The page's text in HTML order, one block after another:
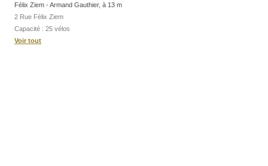
Félix Ziem - Armand Gauthier, à 13 m
2 Rue Félix Ziem
Capacité : 25 vélos
Voir tout